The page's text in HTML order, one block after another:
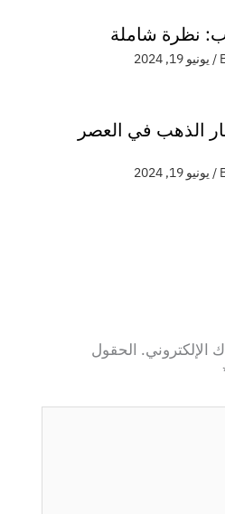
نظرة شاملة
/ يونيو 19, 2024
الذهب في العصر
/ يونيو 19, 2024
الإلكتروني. الحقول